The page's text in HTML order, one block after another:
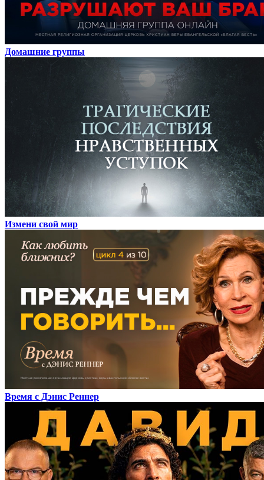
Домашние группы
Измени свой мир
Время с Дэнис Реннер